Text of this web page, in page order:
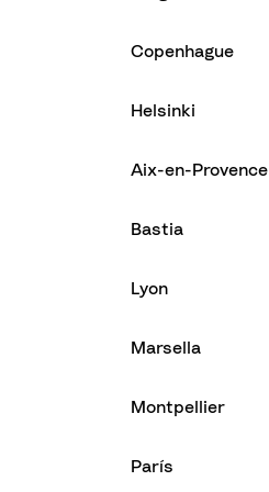
Copenhague
Helsinki
Aix-en-Provence
Bastia
Lyon
Marsella
Montpellier
París